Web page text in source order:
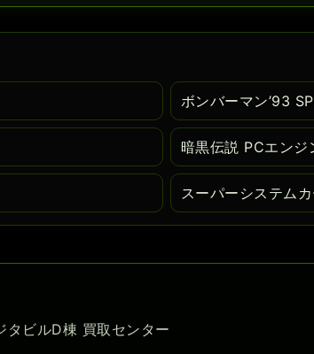
ボンバーマン’93
暗黒伝説 PCエンジ
スーパーシステム
ビルD棟 買取センター